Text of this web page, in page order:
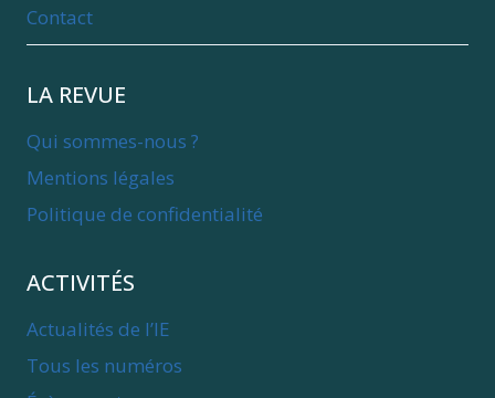
Contact
LA REVUE
Qui sommes-nous ?
Mentions légales
Politique de confidentialité
ACTIVITÉS
Actualités de l’IE
Tous les numéros